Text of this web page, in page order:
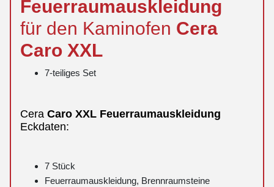
Feuerraumauskleidung
für den Kaminofen Cera
Caro XXL
7-teiliges Set
Cera Caro XXL Feuerraumauskleidung
Eckdaten:
7 Stück
Feuerraumauskleidung, Brennraumsteine